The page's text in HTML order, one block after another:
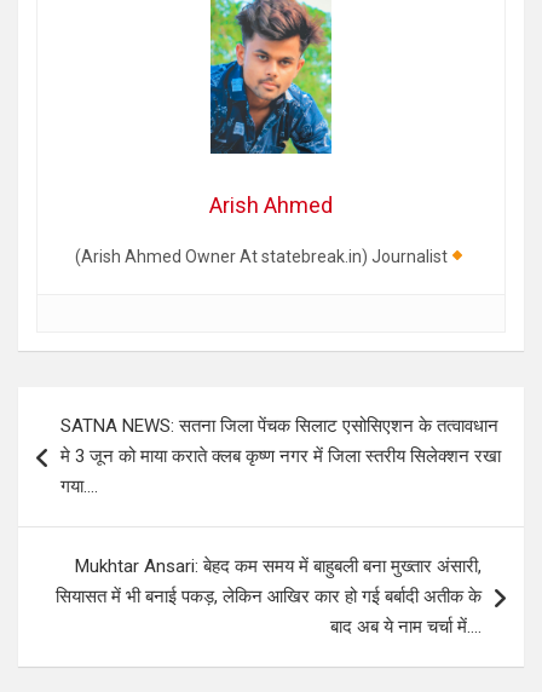
Arish Ahmed
(Arish Ahmed Owner At statebreak.in) Journalist
navigation
SATNA NEWS: सतना जिला पेंचक सिलाट एसोसिएशन के तत्वावधान
मे 3 जून को माया कराते क्लब कृष्ण नगर में जिला स्तरीय सिलेक्शन रखा
गया….
Mukhtar Ansari: बेहद कम समय में बाहुबली बना मुख्तार अंसारी,
सियासत में भी बनाई पकड़, लेकिन आखिर कार हो गई बर्बादी अतीक के
बाद अब ये नाम चर्चा में….